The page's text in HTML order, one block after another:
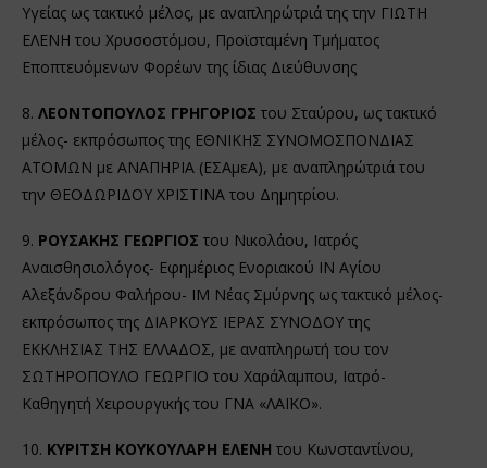
Υγείας ως τακτικό μέλος, με αναπληρώτριά της την ΓΙΩΤΗ
ΕΛΕΝΗ του Χρυσοστόμου, Προϊσταμένη Τμήματος
Εποπτευόμενων Φορέων της ίδιας Διεύθυνσης
8. ΛΕΟΝΤΟΠΟΥΛΟΣ ΓΡΗΓΟΡΙΟΣ του Σταύρου, ως τακτικό
μέλος- εκπρόσωπος της ΕΘΝΙΚΗΣ ΣΥΝΟΜΟΣΠΟΝΔΙΑΣ
ΑΤΟΜΩΝ με ΑΝΑΠΗΡΙΑ (ΕΣΑμεΑ), με αναπληρώτριά του
την ΘΕΟΔΩΡΙΔΟΥ ΧΡΙΣΤΙΝΑ του Δημητρίου.
9. ΡΟΥΣΑΚΗΣ ΓΕΩΡΓΙΟΣ του Νικολάου, Ιατρός
Αναισθησιολόγος- Εφημέριος Ενοριακού ΙΝ Αγίου
Αλεξάνδρου Φαλήρου- ΙΜ Νέας Σμύρνης ως τακτικό μέλος-
εκπρόσωπος της ΔΙΑΡΚΟΥΣ ΙΕΡΑΣ ΣΥΝΟΔΟΥ της
ΕΚΚΛΗΣΙΑΣ ΤΗΣ ΕΛΛΑΔΟΣ, με αναπληρωτή του τον
ΣΩΤΗΡΟΠΟΥΛΟ ΓΕΩΡΓΙΟ του Χαράλαμπου, Ιατρό-
Καθηγητή Χειρουργικής του ΓΝΑ «ΛΑΪΚΟ».
10. ΚΥΡΙΤΣΗ ΚΟΥΚΟΥΛΑΡΗ ΕΛΕΝΗ του Κωνσταντίνου,